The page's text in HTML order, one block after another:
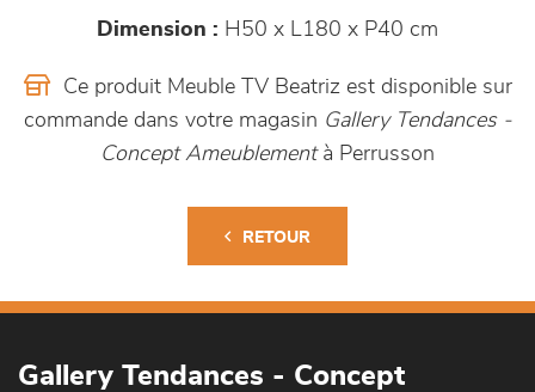
Dimension : H50 x L180 x P40 cm
Ce produit Meuble TV Beatriz est disponible sur
commande dans votre magasin Gallery Tendances -
Concept Ameublement à Perrusson
RETOUR
Gallery Tendances - Concept